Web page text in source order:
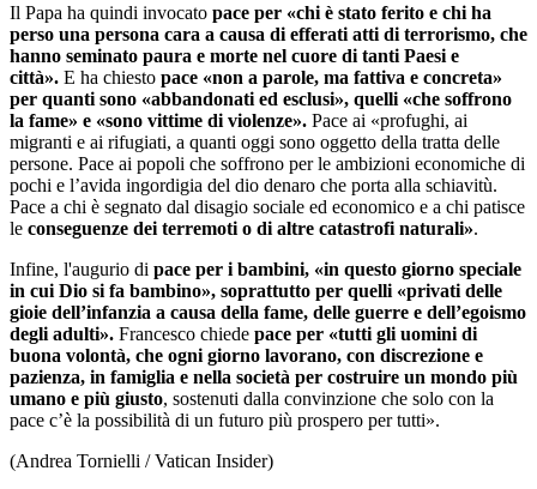
Il Papa ha quindi invocato pace per «chi è stato ferito e chi ha
perso una persona cara a causa di efferati atti di terrorismo, che
hanno seminato paura e morte nel cuore di tanti Paesi e
città». E ha chiesto pace «non a parole, ma fattiva e concreta»
per quanti sono «abbandonati ed esclusi», quelli «che soffrono
la fame» e «sono vittime di violenze». Pace ai «profughi, ai
migranti e ai rifugiati, a quanti oggi sono oggetto della tratta delle
persone. Pace ai popoli che soffrono per le ambizioni economiche di
pochi e l’avida ingordigia del dio denaro che porta alla schiavitù.
Pace a chi è segnato dal disagio sociale ed economico e a chi patisce
le conseguenze dei terremoti o di altre catastrofi naturali».
Infine, l'augurio di pace per i bambini, «in questo giorno speciale
in cui Dio si fa bambino», soprattutto per quelli «privati delle
gioie dell’infanzia a causa della fame, delle guerre e dell’egoismo
degli adulti». Francesco chiede pace per «tutti gli uomini di
buona volontà, che ogni giorno lavorano, con discrezione e
pazienza, in famiglia e nella società per costruire un mondo più
umano e più giusto, sostenuti dalla convinzione che solo con la
pace c’è la possibilità di un futuro più prospero per tutti».
(Andrea Tornielli / Vatican Insider)